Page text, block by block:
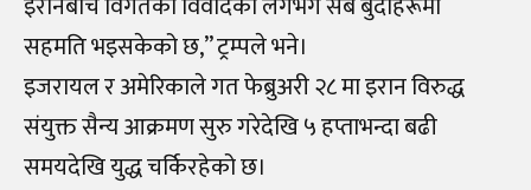
सहमति भइसकेको छ,” ट्रम्पले भने।
इजरायल र अमेरिकाले गत फेब्रुअरी २८ मा इरान विरुद्ध
संयुक्त सैन्य आक्रमण सुरु गरेदेखि ५ हप्ताभन्दा बढी
समयदेखि युद्ध चर्किरहेको छ।